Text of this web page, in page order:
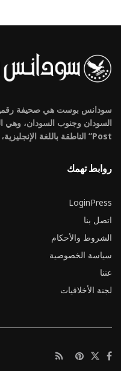
سودانس بوست هي صحيفة رقمية
Post” الناطقة باللغة الإنجليزية، وتُنشر بالكامل باللغة العربية.
روابط تهمك
LoginPress
اتصل بنا
الشروط والأحكام
سياسة الخصوصية
عننا
لجنة الأخلاقيات